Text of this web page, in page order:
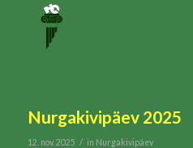
Nurgakivipäev 2025
12. nov. 2025 / in Nurgakivipäev